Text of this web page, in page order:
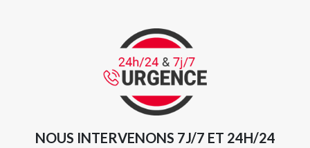
NOUS INTERVENONS 7J/7 ET 24H/24